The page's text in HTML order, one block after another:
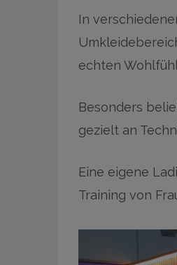
In
echten
Besonders
gezielt an
Eine eigene
Training von